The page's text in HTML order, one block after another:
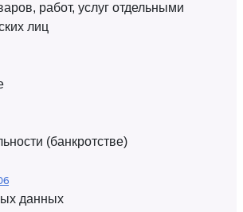
работ, услуг отдельными
лиц
(банкротстве)
данных